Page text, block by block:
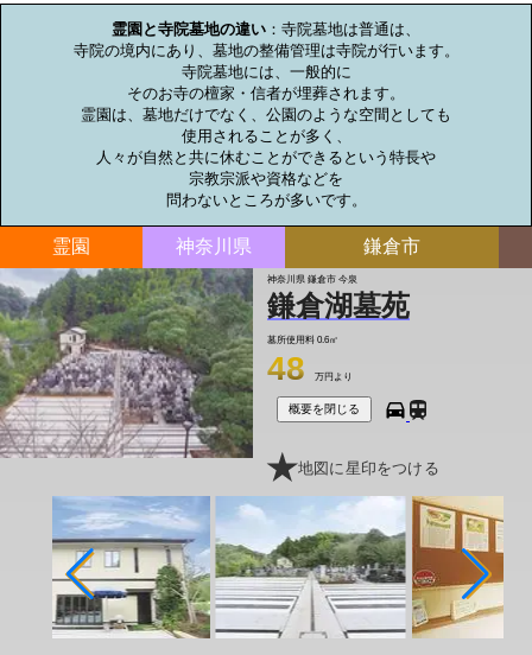
霊園と寺院墓地の違い ：寺院墓地は普通は、
寺院の境内にあり、墓地の整備管理は寺院が行います。
寺院墓地には、一般的に
そのお寺の檀家・信者が埋葬されます。
霊園は、墓地だけでなく、公園のような空間としても
使用されることが多く、
人々が自然と共に休むことができるという特長や
宗教宗派や資格などを
問わないところが多いです。
霊園 神奈川県 鎌倉市
神奈川県 鎌倉市 今泉
鎌倉湖墓苑
墓所使用料 0.6㎡
48 万円より
概要を閉じる
地図に星印をつける